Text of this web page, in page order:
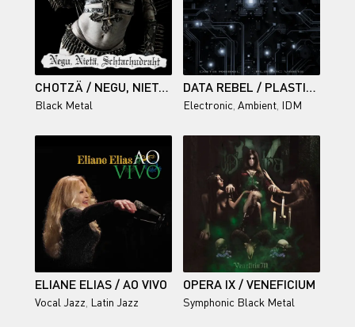
CHOTZÄ / NEGU, NIETA, SCHTACHUDRAHT
Black Metal
DATA REBEL / PLASTIC VEINS
Electronic Ambient IDM
ELIANE ELIAS / AO VIVO
Vocal Jazz Latin Jazz
OPERA IX / VENEFICIUM
Symphonic Black Metal